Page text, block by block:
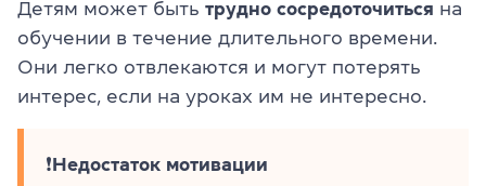
Детям может быть трудно сосредоточиться на
обучении в течение длительного времени.
Они легко отвлекаются и могут потерять
интерес, если на уроках им не интересно.
❗Недостаток мотивации